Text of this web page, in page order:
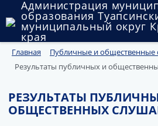
Администрация
образования
муниципальный округ
края
Округ
Муниципальные закупки
Главная
Публичные и общественные
Результаты публичных и
РЕЗУЛЬТАТЫ
ОБЩЕСТВЕННЫХ